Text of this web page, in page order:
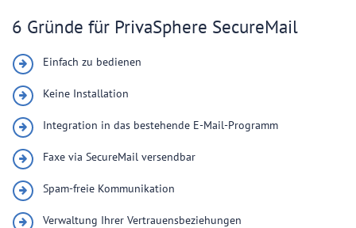
6 Gründe für PrivaSphere SecureMail
Einfach zu bedienen
Keine Installation
Integration in das bestehende E-Mail-Programm
Faxe via SecureMail versendbar
Spam-freie Kommunikation
Verwaltung Ihrer Vertrauensbeziehungen